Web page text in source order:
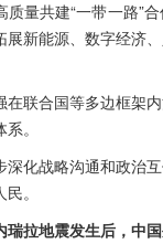
量共建“一带一路”
新能源、数字经济
联合国等多边框架
。
化战略沟通和政治
。
拉地震发生后，中